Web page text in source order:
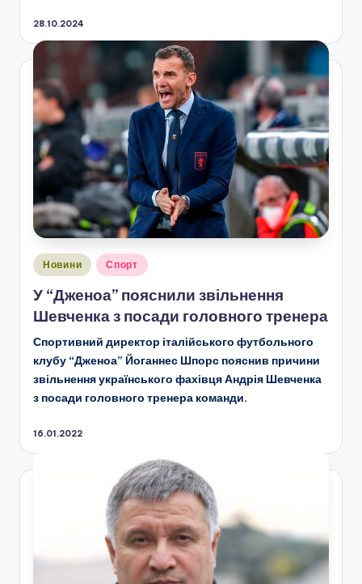
28.10.2024
Опубліковано
Новини Спорт
У “Дженоа” пояснили звільнення
Шевченка з посади головного тренера
Спортивний директор італійського футбольного
клубу “Дженоа” Йоганнес Шпорс пояснив причини
звільнення українського фахівця Андрія Шевченка
з посади головного тренера команди.
16.01.2022